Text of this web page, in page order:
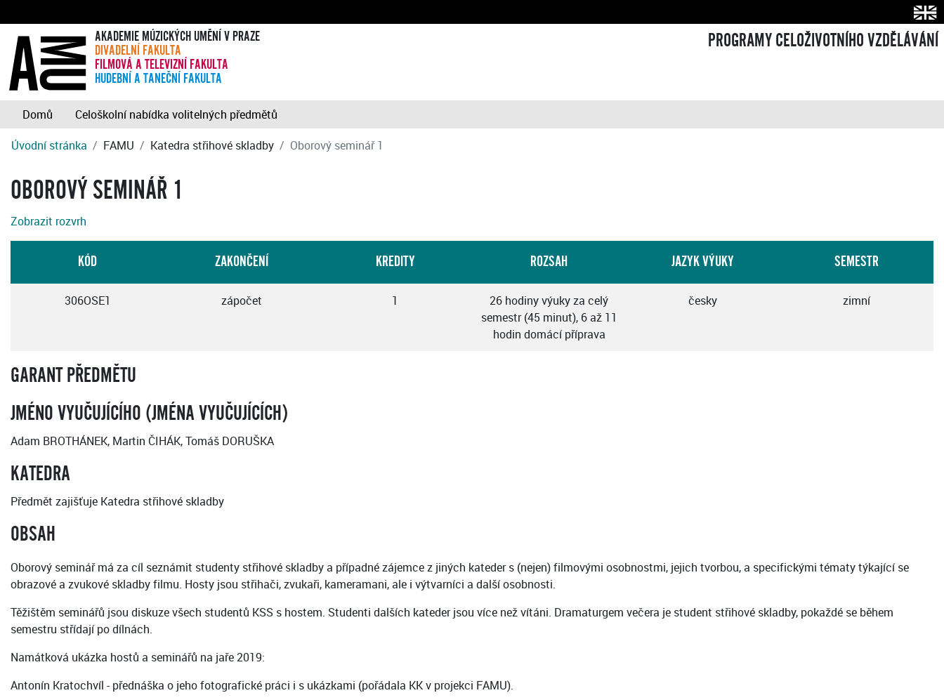
AKADEMIE MÚZICKÝCH UMĚNÍ V PRAZE
DIVADELNÍ FAKULTA
FILMOVÁ A TELEVIZNÍ FAKULTA
HUDEBNÍ A TANEČNÍ FAKULTA
PROGRAMY CELOŽIVOTNÍHO VZDĚLÁVÁNÍ
Domů
Celoškolní nabídka volitelných předmětů
Úvodní stránka
FAMU Katedra střihové skladby Oborový seminář 1
OBOROVÝ SEMINÁŘ 1
Zobrazit rozvrh
KÓD ZAKONČENÍ KREDITY ROZSAH JAZYK VÝUKY SEMESTR
306OSE1 zápočet 1
26 hodiny výuky za celý
semestr (45 minut), 6 až 11
hodin domácí příprava
česky zimní
GARANT PŘEDMĚTU
JMÉNO VYUČUJÍCÍHO (JMÉNA VYUČUJÍCÍCH)
Adam BROTHÁNEK, Martin ČIHÁK, Tomáš DORUŠKA
KATEDRA
Předmět zajišťuje Katedra střihové skladby
OBSAH
Oborový seminář má za cíl seznámit studenty střihové skladby a případné zájemce z jiných kateder s (nejen) filmovými osobnostmi, jejich tvorbou, a specifickými tématy týkající se
obrazové a zvukové skladby filmu. Hosty jsou střihači, zvukaři, kameramani, ale i výtvarníci a další osobnosti.
Těžištěm seminářů jsou diskuze všech studentů KSS s hostem. Studenti dalších kateder jsou více než vítáni. Dramaturgem večera je student střihové skladby, pokaždé se během
semestru střídají po dílnách.
Namátková ukázka hostů a seminářů na jaře 2019:
Antonín Kratochvíl - přednáška o jeho fotografické práci i s ukázkami (pořádala KK v projekci FAMU).